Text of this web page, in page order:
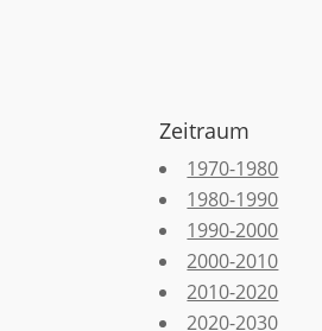
Zeitraum
1970-1980
1980-1990
1990-2000
2000-2010
2010-2020
2020-2030